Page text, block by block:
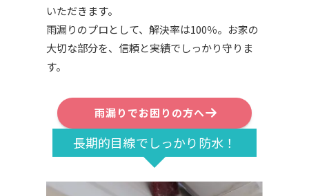
いただきます。
雨漏りのプロとして、解決率は100％。お家の
大切な部分を、信頼と実績でしっかり守りま
す。
雨漏りでお困りの方へ
長期的目線でしっかり防水！